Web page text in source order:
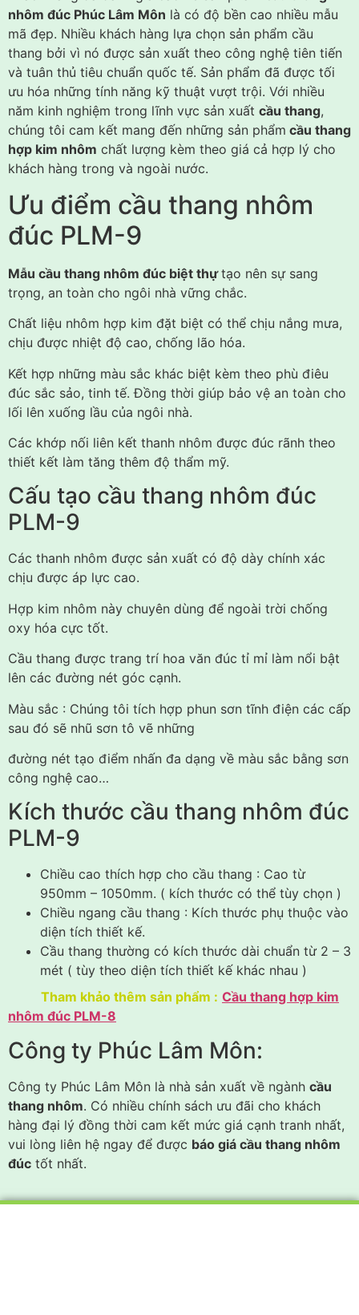
nhôm đúc Phúc Lâm Môn là có độ bền cao nhiều mẫu
mã đẹp. Nhiều khách hàng lựa chọn sản phẩm cầu
thang bởi vì nó được sản xuất theo công nghệ tiên tiến
và tuân thủ tiêu chuẩn quốc tế. Sản phẩm đã được tối
ưu hóa những tính năng kỹ thuật vượt trội. Với nhiều
năm kinh nghiệm trong lĩnh vực sản xuất cầu thang,
chúng tôi cam kết mang đến những sản phẩm cầu thang
hợp kim nhôm chất lượng kèm theo giá cả hợp lý cho
khách hàng trong và ngoài nước.
Ưu điểm cầu thang nhôm
đúc PLM-9
Mẫu cầu thang nhôm đúc biệt thựtạo nên sự sang
trọng, an toàn cho ngôi nhà vững chắc.
Chất liệu nhôm hợp kim đặt biệt có thể chịu nắng mưa,
chịu được nhiệt độ cao, chống lão hóa.
Kết hợp những màu sắc khác biệt kèm theo phù điêu
đúc sắc sảo, tinh tế. Đồng thời giúp bảo vệ an toàn cho
lối lên xuống lầu của ngôi nhà.
Các khớp nối liên kết thanh nhôm được đúc rãnh theo
thiết kết làm tăng thêm độ thẩm mỹ.
Cấu tạo cầu thang nhôm đúc
PLM-9
Các thanh nhôm được sản xuất có độ dày chính xác
chịu được áp lực cao.
Hợp kim nhôm này chuyên dùng để ngoài trời chống
oxy hóa cực tốt.
Cầu thang được trang trí hoa văn đúc tỉ mỉ làm nổi bật
lên các đường nét góc cạnh.
Màu sắc : Chúng tôi tích hợp phun sơn tĩnh điện các cấp
sau đó sẽ nhũ sơn tô vẽ những
đường nét tạo điểm nhấn đa dạng về màu sắc bằng sơn
công nghệ cao…
Kích thước cầu thang nhôm đúc
PLM-9
Chiều cao thích hợp cho cầu thang : Cao từ
950mm – 1050mm. ( kích thước có thể tùy chọn )
Chiều ngang cầu thang : Kích thước phụ thuộc vào
diện tích thiết kế.
Cầu thang thường có kích thước dài chuẩn từ 2 – 3
mét ( tùy theo diện tích thiết kế khác nhau )
Tham khảo thêm sản phẩm : Cầu thang hợp kim
nhôm đúc PLM-8
Công ty Phúc Lâm Môn:
Công ty Phúc Lâm Môn là nhà sản xuất về ngành cầu
thang nhôm. Có nhiều chính sách ưu đãi cho khách
hàng đại lý đồng thời cam kết mức giá cạnh tranh nhất,
vui lòng liên hệ ngay để được báo giá cầu thang nhôm
đúc tốt nhất.